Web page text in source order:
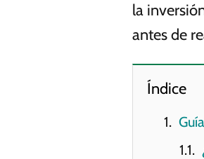
la
antes de
Índice